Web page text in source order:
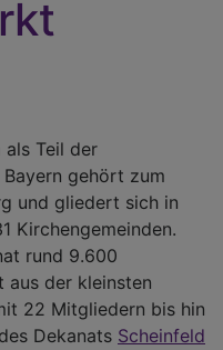
als Teil der
gehört zum
und gliedert sich in
Kirchengemeinden.
rund 9.600
aus der kleinsten
22 Mitgliedern bis hin
Dekanats Scheinfeld